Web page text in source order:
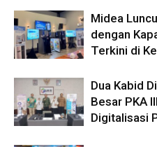
Midea
dengan
Terkini di
Dua Kabid
Besar PKA
Digitalisasi